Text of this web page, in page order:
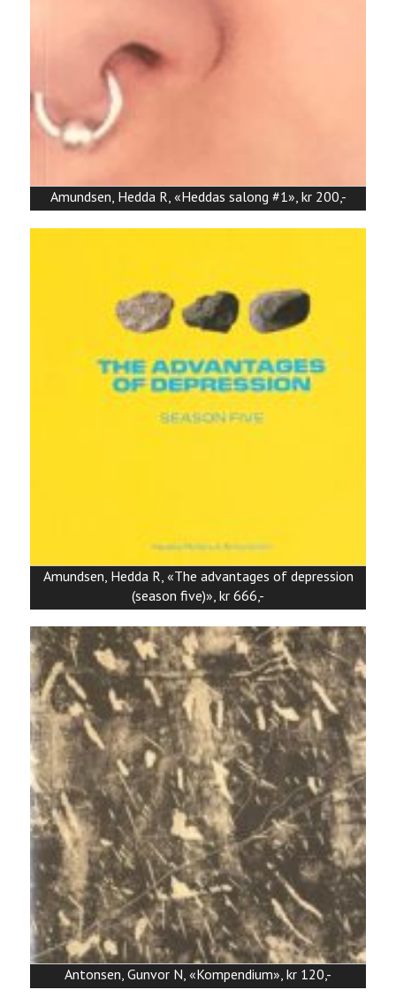
Amundsen, Hedda R, «Heddas salong #1», kr 200,-
Amundsen, Hedda R, «The advantages of depression
(season five)», kr 666,-
Antonsen, Gunvor N, «Kompendium», kr 120,-